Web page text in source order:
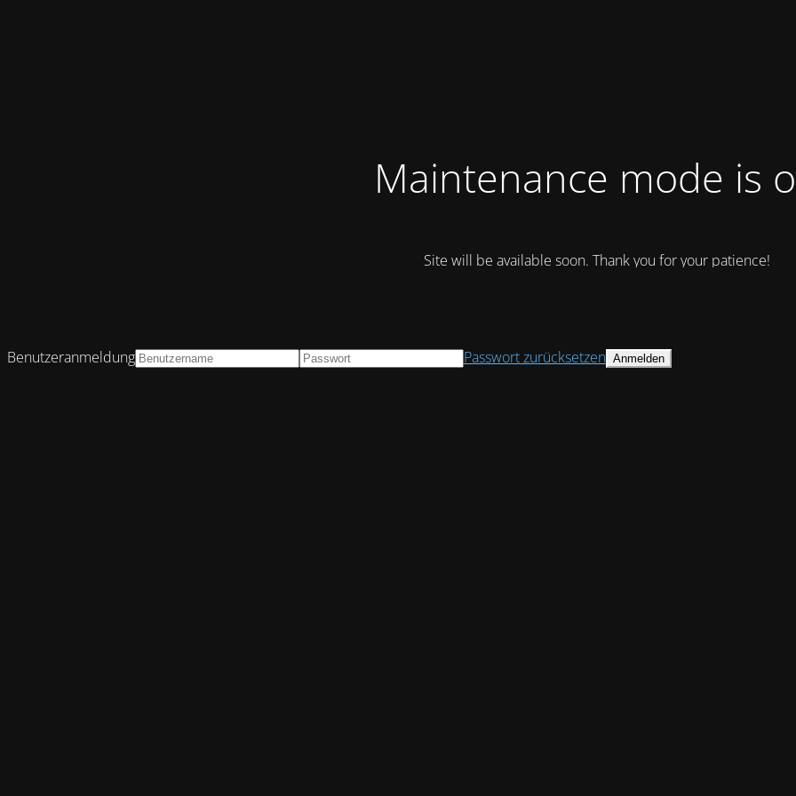
Maintenance mode is
Site will be available soon. Thank you for your patience!
Benutzeranmeldung Passwort zurücksetzen